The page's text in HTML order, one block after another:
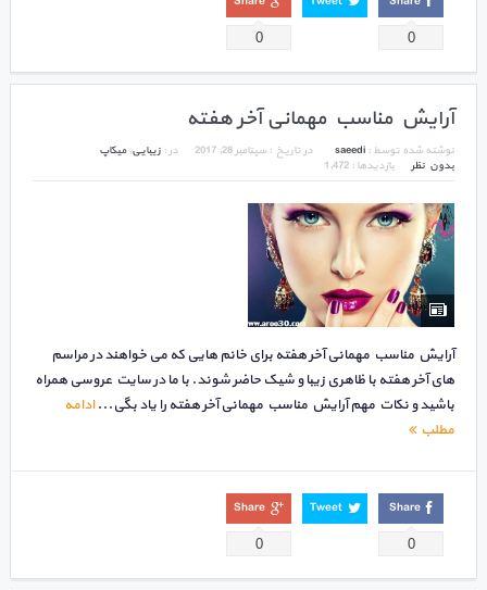
0
0
آرایش مناسب مهمانی آخر هفته
نوشته شده توسط : saeedi در تاریخ : سپتامبر 28, 2017 در : زیبایی,میکاپ
بدون نظر
بازدیدها : 1,472
آرایش مناسب مهمانی آخر هفته برای خانم هایی که می خواهند در مراسم
های آخر هفته با ظاهری زیبا و شیک حاضر شوند. با ما در سایت عروسی همراه
باشید و نکات مهم آرایش مناسب مهمانی آخر هفته را یاد بگی...ادامه
مطلب
Share
0
Tweet
Share
0